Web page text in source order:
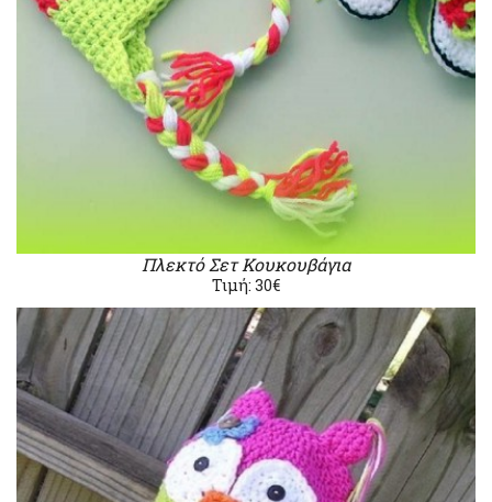
Πλεκτό Σετ Κουκουβάγια
Τιμή: 30€